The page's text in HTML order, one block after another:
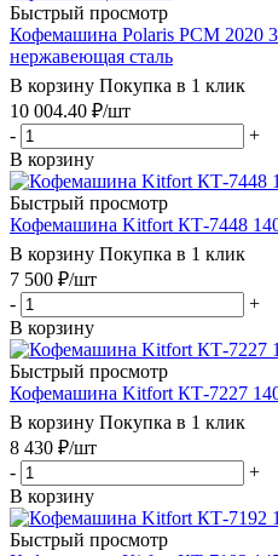
Быстрый просмотр
Кофемашина Polaris PCM 2020
нержавеющая сталь
В корзину Покупка в 1 клик
10 004.40 ₽/шт
-
+
В корзину
Быстрый просмотр
Кофемашина Kitfort КТ-7448
В корзину Покупка в 1 клик
7 500 ₽/шт
-
+
В корзину
Быстрый просмотр
Кофемашина Kitfort КТ-7227
В корзину Покупка в 1 клик
8 430 ₽/шт
-
+
В корзину
Быстрый просмотр